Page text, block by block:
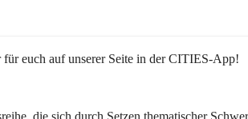
euch auf unserer Seite in der CITIES-App!
die sich durch Setzen thematischer